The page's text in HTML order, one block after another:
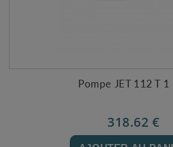
Pompe JET 112 T 1
318.62 €